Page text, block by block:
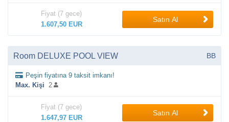
Fiyat (7 gece)
1.607,50 EUR
Satın Al
Room DELUXE POOL VIEW BB
Peşin fiyatına 9 taksit imkanı!
Max. Kişi 2
Fiyat (7 gece)
1.647,97 EUR
Satın Al